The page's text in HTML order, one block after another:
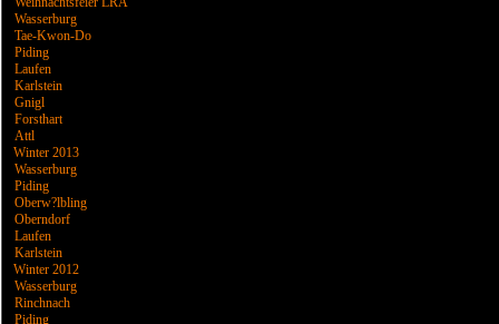
Wasserburg
Tae-Kwon-Do
Piding
Laufen
Karlstein
Gnigl
Forsthart
Attl
Winter 2013
Wasserburg
Piding
Oberw?lbling
Oberndorf
Laufen
Karlstein
Winter 2012
Wasserburg
Rinchnach
Piding